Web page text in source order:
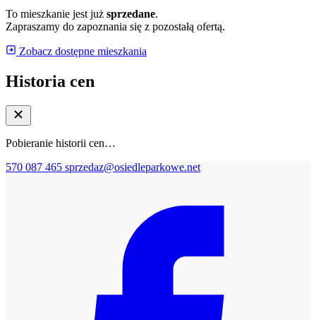
To mieszkanie jest już sprzedane.
Zapraszamy do zapoznania się z pozostałą ofertą.
Zobacz dostępne mieszkania
Historia cen
Pobieranie historii cen…
570 087 465 sprzedaz@osiedleparkowe.net